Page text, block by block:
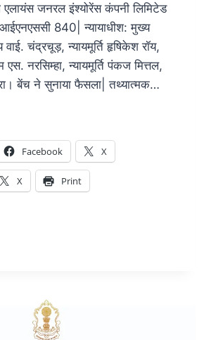
एलायंस जनरल इंश्योरेंस कंपनी लिमिटेड
840| न्यायाधीश: मुख्य
चंद्रचूड़, न्यायमूर्ति हृषिकेश रॉय,
एस. नरसिम्हा, न्यायमूर्ति पंकज मित्तल,
बेंच ने सुनाया फैसला| तथ्यात्मक…
Facebook X
X Print